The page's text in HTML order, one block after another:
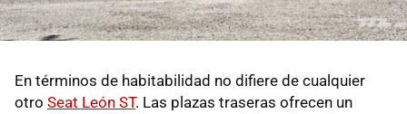
En términos de habitabilidad no difiere de cualquier
otro Seat León ST. Las plazas traseras ofrecen un